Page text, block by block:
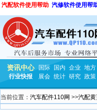
汽配软件使用帮助 汽修软件使用帮
资讯中心 国际 国内 企业 地方
行业快报
展会 统计 研究 政策
当前位置： 汽车配件110网 >>汽配